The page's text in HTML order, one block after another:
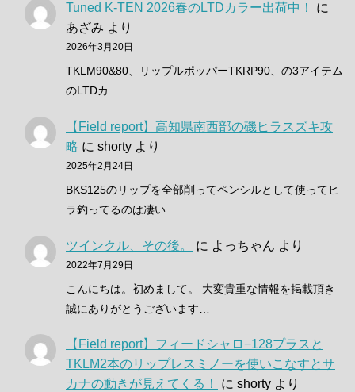
Tuned K-TEN 2026春のLTDカラー出荷中！
に
あざみ より
2026年3月20日
TKLM90&80、リップルポッパーTKRP90、の3アイテム
のLTDカ…
【Field report】高知県南西部の磯ヒラスズキ攻
略 に shorty より
2025年2月24日
BKS125のリップを全部削ってペンシルとして使ってヒ
ラ釣ってるのは凄い
ツインクル、その後。 に よっちゃん より
2022年7月29日
こんにちは。初めまして。 大変貴重な情報を掲載頂き
誠にありがとうございます…
【Field report】フィードシャロ−128プラスと
TKLM2本のリップレスミノーを使いこなすとサ
カナの動きが見えてくる！
に shorty より